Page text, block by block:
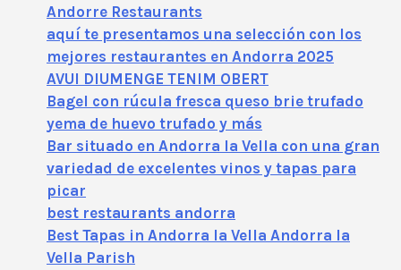
Andorre Restaurants
aquí te presentamos una selección con los
mejores restaurantes en Andorra 2025
AVUI DIUMENGE TENIM OBERT
Bagel con rúcula fresca queso brie trufado
yema de huevo trufado y más
Bar situado en Andorra la Vella con una gran
variedad de excelentes vinos y tapas para
picar
best restaurants andorra
Best Tapas in Andorra la Vella Andorra la
Vella Parish